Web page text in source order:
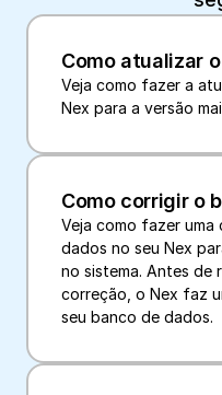
Como atualizar
Veja como fazer a
Nex para a versão
Como corrigir o
Veja como fazer
dados no seu Nex
no sistema. Antes de
correção, o Nex faz
seu banco de dados.